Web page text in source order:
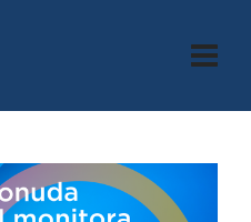
U SEDMICI POPUSTA!